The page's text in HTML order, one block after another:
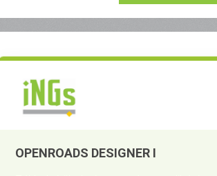
OPENROADS DESIGNER I